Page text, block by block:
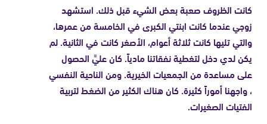
كانت الظروف صعبة بعض الشيء قبل ذلك. استشهد
زوجي عندما كانت ابنتي الكبرى في الخامسة من عمرها،
والتي تليها كانت ثلاثة أعوام، الأصغر كانت في الثانية. لم
يكن لدي دخل لتغطية نفقاتنا مادياً. كان عليَّ الحصول
على مساعدة من الجمعيات الخيرية. ومن الناحية النفسي
، واجهنا أموراً كثيرة. كان هناك الكثير من الضغط لتربية
الفتيات الصغيرات.